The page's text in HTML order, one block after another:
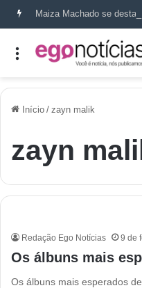
Início / zayn malik
zayn
Redação Ego Notícias 9 de
Os álbuns mais
Os álbuns mais esperados